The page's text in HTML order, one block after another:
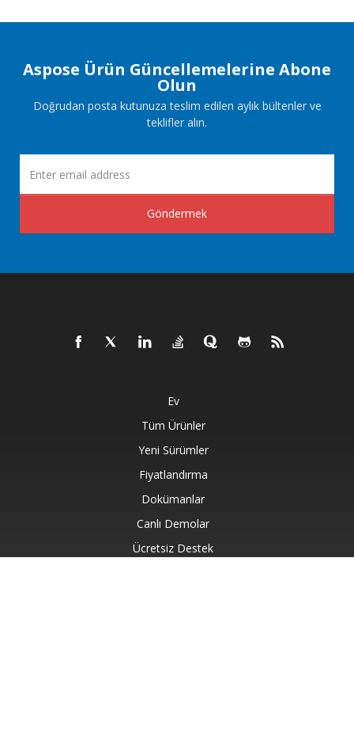
Aspose Ürün Güncellemelerine Abone
Olun
Doğrudan posta kutunuza teslim edilen aylık bültenler ve
teklifler alın.
Göndermek
Ev
Tüm Ürünler
Yeni Sürümler
Fiyatlandırma
Dokümanlar
Canlı Demolar
Ücretsiz Destek